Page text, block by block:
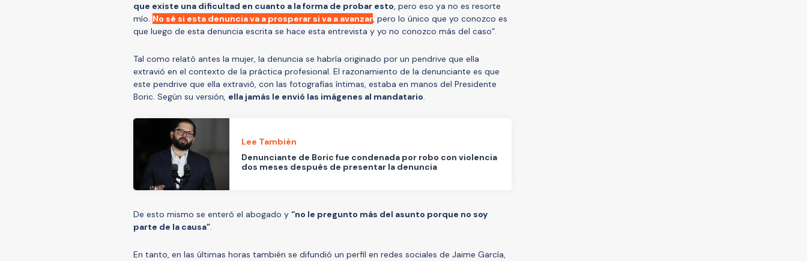
que existe una dificultad en cuanto a la forma de probar esto, pero eso ya no es resorte
mío. No sé si esta denuncia va a prosperar si va a avanzar, pero lo único que yo conozco es
que luego de esta denuncia escrita se hace esta entrevista y yo no conozco más del caso”.
Tal como relató antes la mujer, la denuncia se habría originado por un pendrive que ella
extravió en el contexto de la práctica profesional. El razonamiento de la denunciante es que
este pendrive que ella extravió, con las fotografías íntimas, estaba en manos del Presidente
Boric. Según su versión, ella jamás le envió las imágenes al mandatario.
Lee También
Denunciante de Boric fue condenada por robo con violencia
dos meses después de presentar la denuncia
De esto mismo se enteró el abogado y “no le pregunto más del asunto porque no soy
parte de la causa”.
En tanto, en las últimas horas también se difundió un perfil en redes sociales de Jaime García,